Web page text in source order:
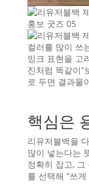
컬러를 많이 쓰
잉크 표현을 고
진처럼 똑같이”
로 두면 결과물
핵심은
리유저블백을
많이 넣는다는
정확히 잡고, 그
를 선택해 “쓰